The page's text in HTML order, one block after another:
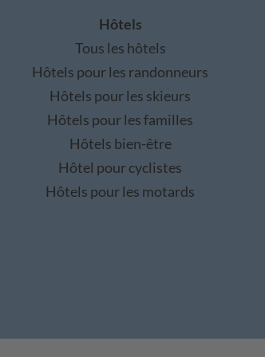
Hôtels
Tous les hôtels
Hôtels pour les randonneurs
Hôtels pour les skieurs
Hôtels pour les familles
Hôtels bien-être
Hôtel pour cyclistes
Hôtels pour les motards